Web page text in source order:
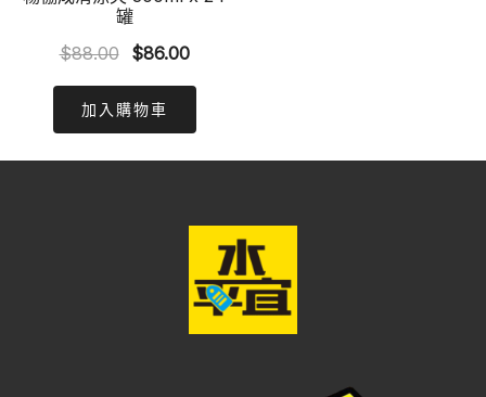
罐
$88.00
Original
was:
$88.00.
$86.00Current
$86.00.
加入購物車